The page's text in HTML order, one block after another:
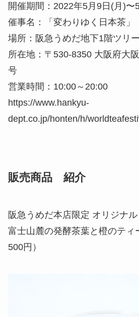
開催期間：2022年5月9日(月)〜
催事名：「変わりゆく日本茶」
場所：阪急うめだ地下1階ツリ
所在地：〒530-8350 大阪府大
号
営業時間：10:00～20:00
https://www.hankyu-
dept.co.jp/honten/h/
販売商品 紹介
阪急うめだ本店限定 オリジナ
富士山麓の発酵茶葉と橙のティ
500円）